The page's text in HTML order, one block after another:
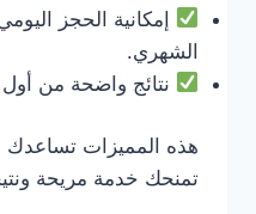
إمكانية الحجز
الشهري.
نتائج واضحة من أول
هذه المميزات تساعدك
تمنحك خدمة مريحة